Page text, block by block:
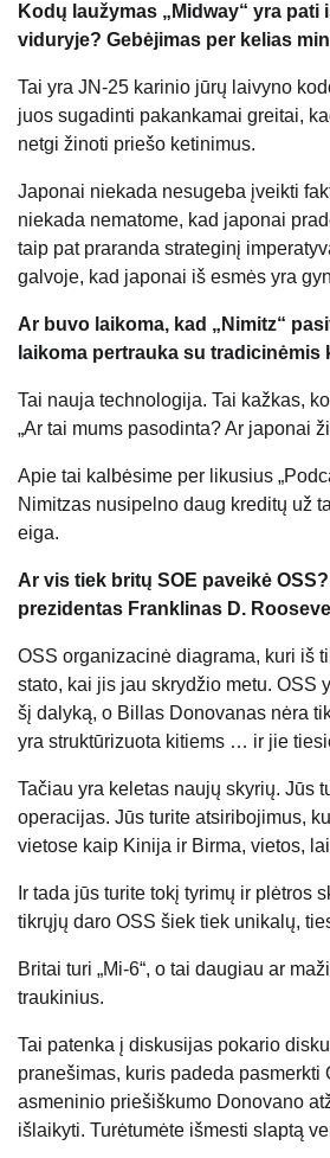
Kodų laužymas „Midway“ yra
viduryje? Gebėjimas per kelias
Tai yra JN-25 karinio jūrų laivyno
juos sugadinti pakankamai greitai,
netgi žinoti priešo ketinimus.
Japonai niekada nesugeba įveikti
niekada nematome, kad japonai
taip pat praranda strateginį
galvoje, kad japonai iš esmės yra
Ar buvo laikoma, kad „Nimitz“
laikoma pertrauka su tradicinėmis
Tai nauja technologija. Tai kažkas,
„Ar tai mums pasodinta? Ar japonai
Apie tai kalbėsime per likusius
Nimitzas nusipelno daug kreditų už
eiga.
Ar vis tiek britų SOE paveikė
prezidentas Franklinas D.
OSS organizacinė diagrama, kuri iš
stato, kai jis jau skrydžio metu. OSS
šį dalyką, o Billas Donovanas nėra
yra struktūrizuota kitiems … ir jie
Tačiau yra keletas naujų skyrių. Jūs
operacijas. Jūs turite atsiribojimus,
vietose kaip Kinija ir Birma, vietos,
Ir tada jūs turite tokį tyrimų ir plėtros
tikrųjų daro OSS šiek tiek unikalų,
Britai turi „Mi-6“, o tai daugiau ar
traukinius.
Tai patenka į diskusijas pokario
pranešimas, kuris padeda
asmeninio priešiškumo Donovano
išlaikyti. Turėtumėte išmesti slaptą